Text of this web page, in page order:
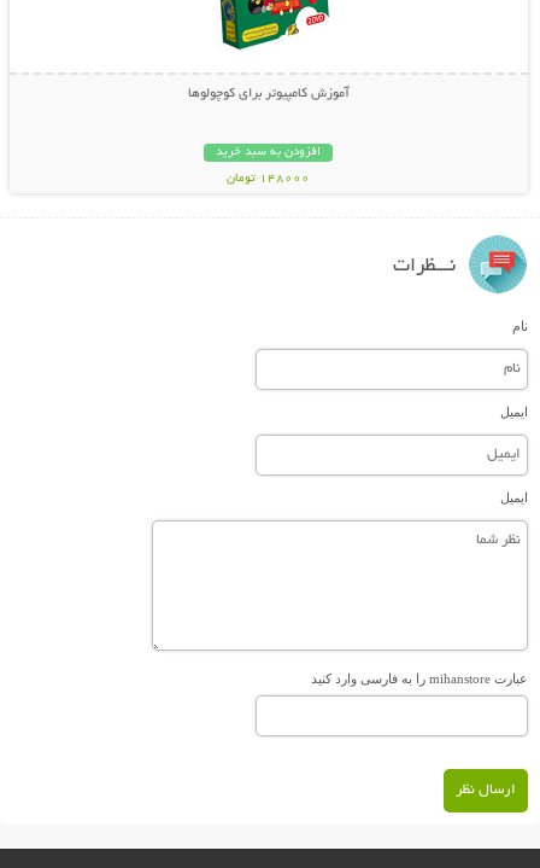
آموزش کامپیوتر برای کوچولوها
افزودن به سبد خرید
148000 تومان
نـــظرات
نام
ایمیل
ایمیل
عبارت mihanstore را به فارسی وارد کنید
ارسال نظر